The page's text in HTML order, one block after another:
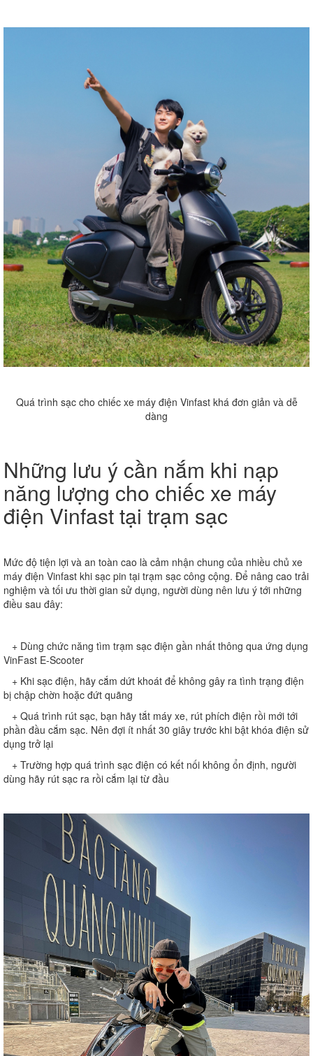
Quá trình sạc cho chiếc xe máy điện Vinfast khá đơn giản và dễ
dàng
Những lưu ý cần nắm khi nạp
năng lượng cho chiếc xe máy
điện Vinfast tại trạm sạc
Mức độ tiện lợi và an toàn cao là cảm nhận chung của nhiều chủ xe
máy điện Vinfast khi sạc pin tại trạm sạc công cộng. Để nâng cao trải
nghiệm và tối ưu thời gian sử dụng, người dùng nên lưu ý tới những
điều sau đây:
+ Dùng chức năng tìm trạm sạc điện gần nhất thông qua ứng dụng
VinFast E-Scooter
+ Khi sạc điện, hãy cắm dứt khoát để không gây ra tình trạng điện
bị chập chờn hoặc đứt quãng
+ Quá trình rút sạc, bạn hãy tắt máy xe, rút phích điện rồi mới tới
phần đầu cắm sạc. Nên đợi ít nhất 30 giây trước khi bật khóa điện sử
dụng trở lại
+ Trường hợp quá trình sạc điện có kết nối không ổn định, người
dùng hãy rút sạc ra rồi cắm lại từ đầu